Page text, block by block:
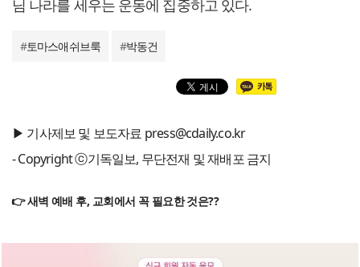
님 나라를 세우는 운동에 집중하고 있다.
#토마스애쉬브룩 #박동건
▶ 기사제보 및 보도자료 press@cdaily.co.kr
- Copyright ⓒ기독일보, 무단전재 및 재배포 금지
👉 새벽 예배 후, 교회에서 꼭 필요한 것은??